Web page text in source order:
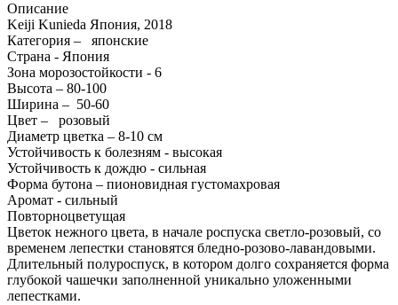
Описание
Keiji Kunieda Япония, 2018
Категория – японские
Страна - Япония
Зона морозостойкости - 6
Высота – 80-100
Ширина – 50-60
Цвет – розовый
Диаметр цветка – 8-10 см
Устойчивость к болезням - высокая
Устойчивость к дождю - сильная
Форма бутона – пионовидная густомахровая
Аромат - сильный
Повторноцветущая
Цветок нежного цвета, в начале роспуска светло-розовый, со
временем лепестки становятся бледно-розово-лавандовыми.
Длительный полуроспуск, в котором долго сохраняется форма
глубокой чашечки заполненной уникально уложенными
лепестками.